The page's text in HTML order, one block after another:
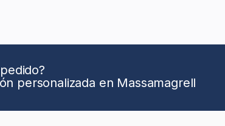
personalizada en Massamagrell